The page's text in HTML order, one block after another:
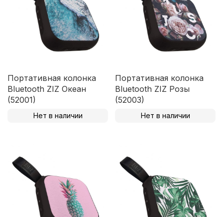
Портативная колонка
Bluetooth ZIZ Океан
(52001)
Нет в наличии
Портативная колонка
Bluetooth ZIZ Розы
(52003)
Нет в наличии